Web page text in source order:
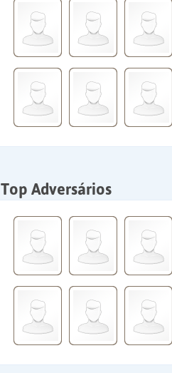
Top Adversários